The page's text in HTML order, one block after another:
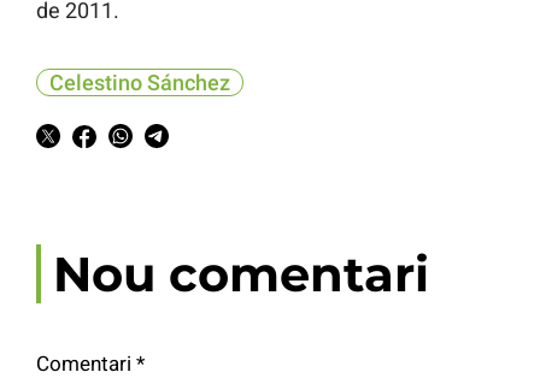
de 2011.
Celestino Sánchez
Nou comentari
Comentari *